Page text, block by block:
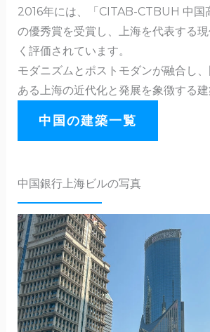
2016年には、「CITAB-CTBUH 中国
の優秀賞を受賞し、上海を代表する
く評価されています。
モダニズムとポストモダンが融合し
ある上海の近代化と発展を象徴する建
中国の建築一覧
中国銀行上海ビルの写真